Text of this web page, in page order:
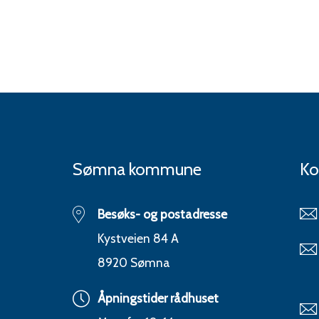
Sømna kommune
Besøks- og postadresse
Kystveien 84 A
8920 Sømna
Åpningstider rådhuset